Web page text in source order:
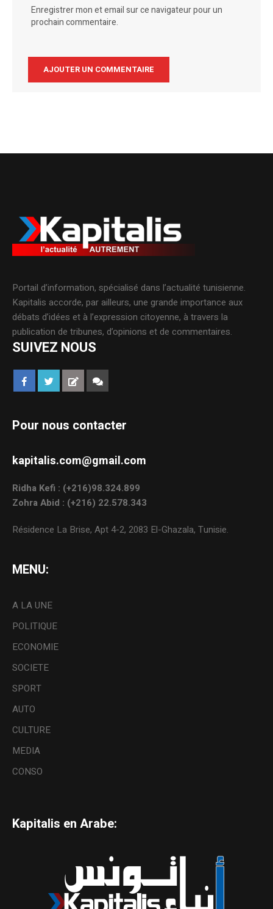
Enregistrer mon et email sur ce navigateur pour un
prochain commentaire.
Portail d’information, spécialisé dans l’actualité tunisienne.
Kapitalis accorde, par ailleurs, une grande importance aux
débats d’idées et à l’expression citoyenne, à travers la
publication de tribunes, d’opinions et de commentaires.
SUIVEZ NOUS
Pour nous contacter
kapitalis.com@gmail.com
Ridha Kefi : (+216)98.324.899
Zohra Abid : (+216) 22.578.343
Résidence La Brise, Apt 4-2, 2083 El-Ghazala, Tunisie.
MENU:
A LA UNE
POLITIQUE
ECONOMIE
SOCIETE
SPORT
AUTO
CULTURE
MEDIA
CONSO
Kapitalis en Arabe: